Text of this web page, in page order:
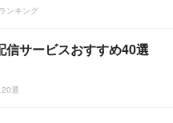
ンキング
信サービスおすすめ40選
選